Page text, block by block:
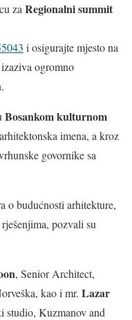
zaRegionalni summit
i osigurajte mjesto na
ogromno
Bosankom kulturnom
imena, a kroz
govornike sa
o budućnosti arhitekture,
pozvali su
, Senior Architect,
kao i mr. Lazar
studio, Kuzmanov and